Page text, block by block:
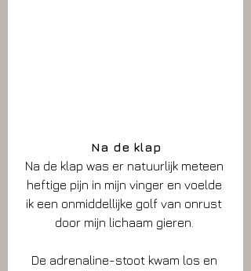
Na de klap
Na de klap was er natuurlijk meteen
heftige pijn in mijn vinger en voelde
ik een onmiddellijke golf van onrust
door mijn lichaam gieren.
De adrenaline-stoot kwam los en